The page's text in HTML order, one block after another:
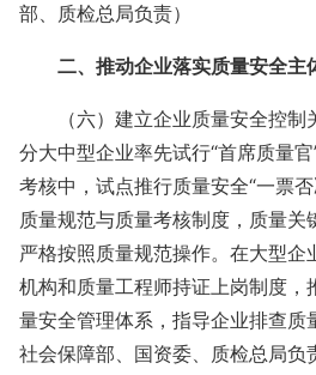
部、质检总局负责）
二、推动企业落实质量安全主
（六）建立企业质量安全控制
分大中型企业率先试行“首席质量
考核中，试点推行质量安全“一票
质量规范与质量考核制度，质量关
严格按照质量规范操作。在大型企
机构和质量工程师持证上岗制度，
量安全管理体系，指导企业排查质
社会保障部、国资委、质检总局负